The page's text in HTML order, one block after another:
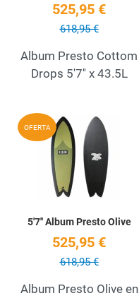
525,95 €
618,95 €
Album Presto Cottom
Drops 5'7'' x 43.5L
OFERTA
5'7'' Album Presto Olive
525,95 €
618,95 €
Album Presto Olive en